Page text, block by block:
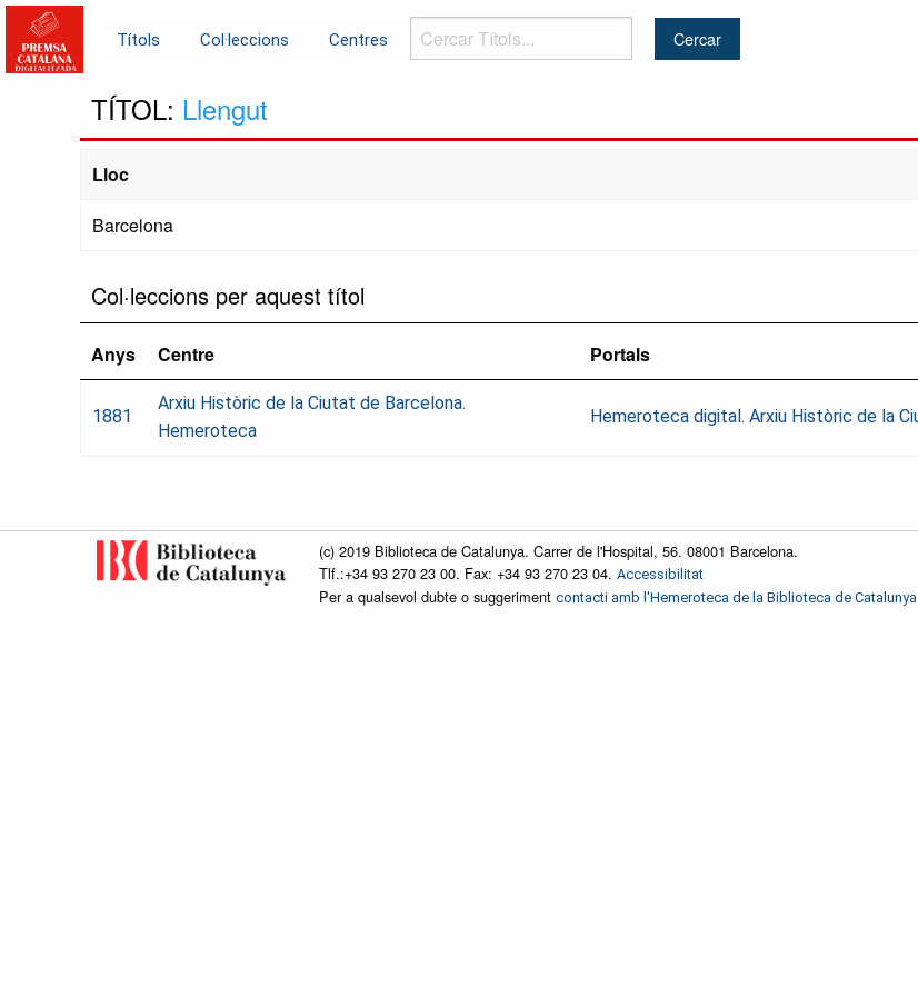
Títols Col·leccions Centres
Cercar
Títols...
TÍTOL: Llengut
Lloc
Barcelona
Col·leccions per aquest títol
Anys Centre Portals
1881
Arxiu Històric de la Ciutat de Barcelona.
Hemeroteca
Hemeroteca digital. Arxiu Històric de la
(c) 2019 Biblioteca de Catalunya. Carrer de l'Hospital, 56. 08001 Barcelona.
Tlf.:+34 93 270 23 00. Fax: +34 93 270 23 04. Accessibilitat
Per a qualsevol dubte o suggeriment contacti amb l'Hemeroteca de la Biblioteca de Catalunya